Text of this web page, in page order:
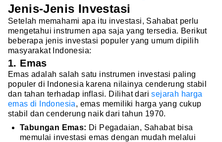
Jenis-Jenis Investasi
Setelah memahami apa itu investasi, Sahabat perlu
mengetahui instrumen apa saja yang tersedia. Berikut
beberapa jenis investasi populer yang umum dipilih
masyarakat Indonesia:
1. Emas
Emas adalah salah satu instrumen investasi paling
populer di Indonesia karena nilainya cenderung stabil
dan tahan terhadap inflasi. Dilihat darisejarah harga
emas di Indonesia, emas memiliki harga yang cukup
stabil dan cenderung naik dari tahun 1970.
Tabungan Emas: Di Pegadaian, Sahabat bisa
memulai investasi emas dengan mudah melalui